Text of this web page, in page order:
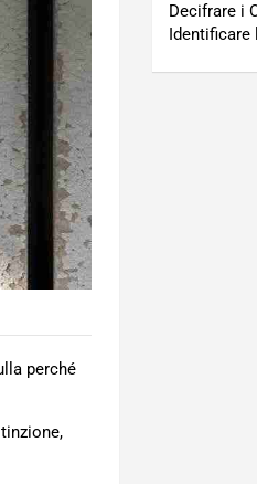
perché
Decifrare i
Identificare